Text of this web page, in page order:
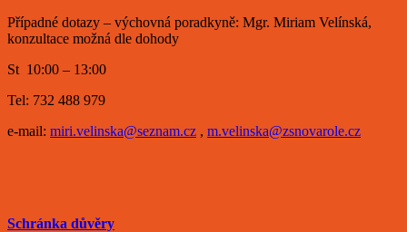
Případné dotazy – výchovná poradkyně: Mgr. Miriam Velínská,
konzultace možná dle dohody
St 10:00 – 13:00
Tel: 732 488 979
e-mail: miri.velinska@seznam.cz , m.velinska@zsnovarole.cz
Schránka důvěry